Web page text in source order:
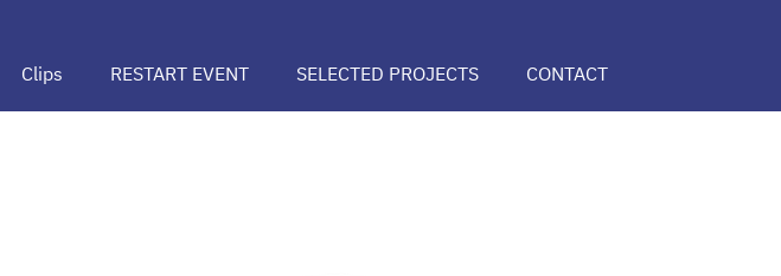
CONTACT
SELECTED PROJECTS
RESTART EVENT
Clips